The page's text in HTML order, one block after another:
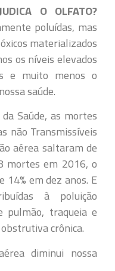
O OLFATO?
poluídas, mas
materializados
os níveis elevados
e muito menos o
saúde.
Saúde, as mortes
não Transmissíveis
aérea saltaram de
mortes em 2016, o
em dez anos. E
à poluição
pulmão, traqueia e
crônica.
diminui nossa